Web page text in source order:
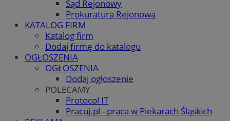
Sąd Rejonowy
Prokuratura Rejonowa
KATALOG FIRM
Katalog firm
Dodaj firmę do katalogu
OGŁOSZENIA
OGŁOSZENIA
Dodaj ogłoszenie
POLECAMY
Protocol IT
Pracuj.pl - praca w Piekarach Śląskich